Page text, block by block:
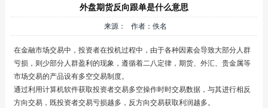
外盘期货反向跟单是什么意思
来源： 作者：佚名
在金融市场交易中，投资者在投机过程中，由于各种因素会导致大部分人群
亏损，则少部分人群盈利的现象，遵循着二八定律，期货、外汇、贵金属等
市场交易的产品设有多空交易制度。
通过利用计算机软件获取投资者交易多空操作时时交易数据，与其进行相反
方向交易，既投资者交易亏损越多，反方向交易获取利润越多。